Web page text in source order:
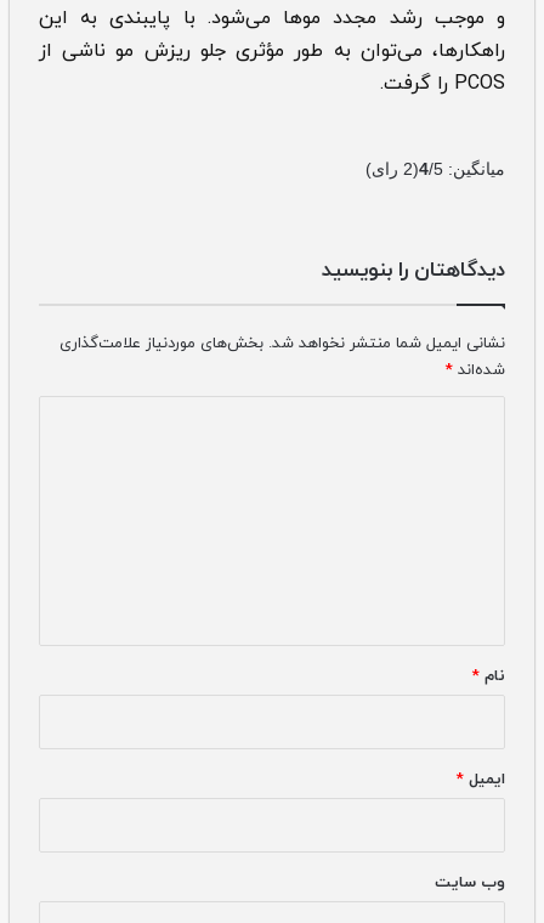
و موجب رشد مجدد موها می‌شود. با پایبندی به این
راهکارها، می‌توان به طور مؤثری جلو ریزش مو ناشی از
PCOS را گرفت.
میانگین: 4/5
(
2 رای)
دیدگاهتان را بنویسید
نشانی ایمیل شما منتشر نخواهد شد. بخش‌های موردنیاز علامت‌گذاری
شده‌اند *
نام *
ایمیل *
وب‌ سایت